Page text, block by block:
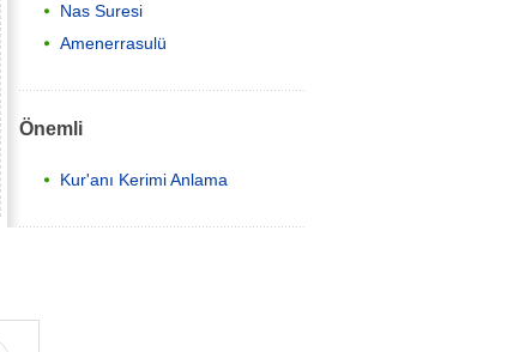
Nas Suresi
Amenerrasulü
Önemli
Kur'anı Kerimi Anlama